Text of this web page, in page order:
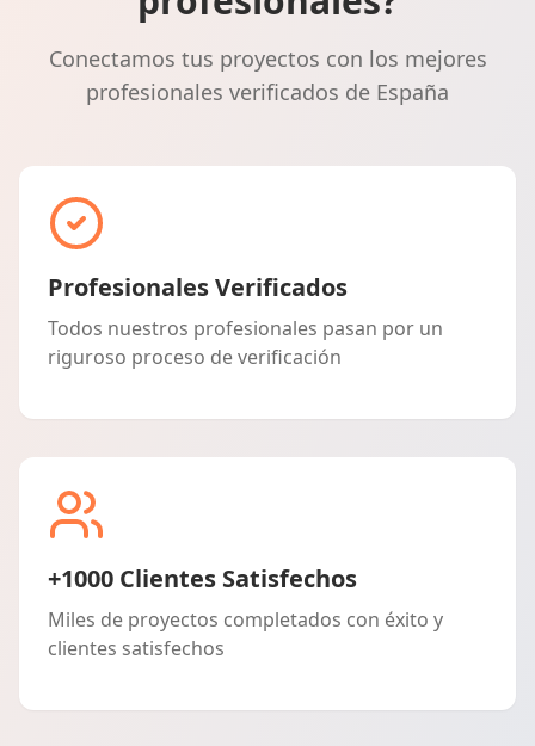
Conectamos tus proyectos con los mejores
profesionales verificados de España
Profesionales Verificados
Todos nuestros profesionales pasan por un
riguroso proceso de verificación
+1000 Clientes Satisfechos
Miles de proyectos completados con éxito y
clientes satisfechos